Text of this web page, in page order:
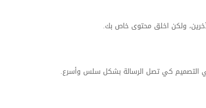
ولكن اخلق محتوى خاص بك.
التصميم كي تصل الرسالة بشكل سلس وأسرع.